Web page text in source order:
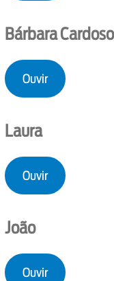
Bárbara Cardoso
Ouvir
Laura
Ouvir
João
Ouvir